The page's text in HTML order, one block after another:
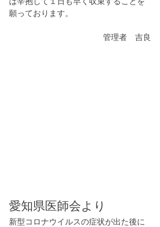
願っております。
管理者　吉良
愛知県医師会より
新型コロナウイルスの症状が出た後に